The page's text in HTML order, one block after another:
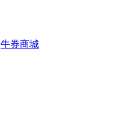
牛券商城